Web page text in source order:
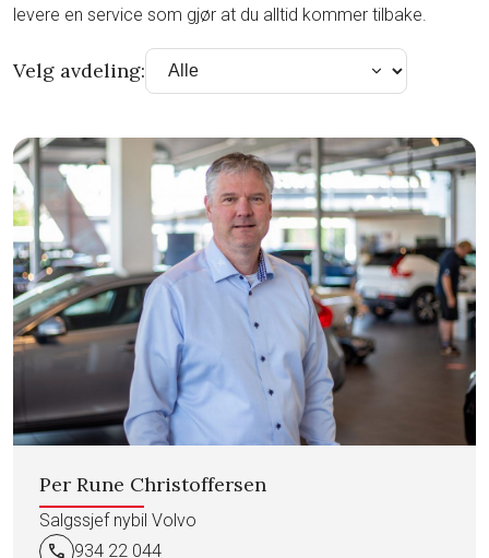
levere en service som gjør at du alltid kommer tilbake.
Velg avdeling:
Per Rune Christoffersen
Salgssjef nybil Volvo
call 934 22 044